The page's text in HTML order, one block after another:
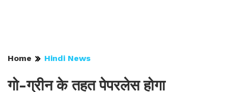
Home Hindi News
गो-ग्रीन के तहत पेपरलेस होगा